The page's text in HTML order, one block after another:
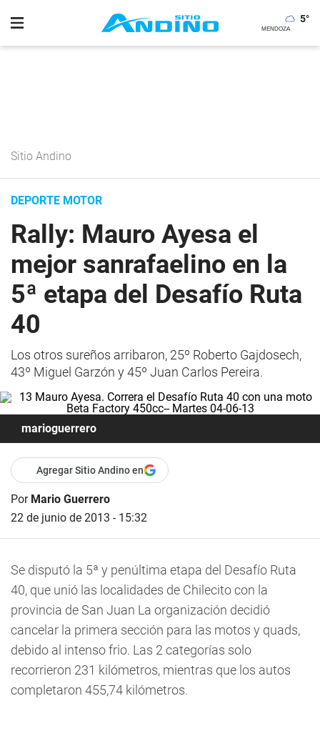
5°
Sitio Andino
DEPORTE MOTOR
Rally: Mauro Ayesa el
mejor sanrafaelino en la
5ª etapa del Desafío Ruta
40
Los otros sureños arribaron, 25º Roberto Gajdosech,
43º Miguel Garzón y 45º Juan Carlos Pereira.
marioguerrero
Agregar Sitio Andino en
Por Mario Guerrero
22 de junio de 2013 - 15:32
Se disputó la 5ª y penúltima etapa del Desafío Ruta
40, que unió las localidades de Chilecito con la
provincia de San Juan La organización decidió
cancelar la primera sección para las motos y quads,
debido al intenso frio. Las 2 categorías solo
recorrieron 231 kilómetros, mientras que los autos
completaron 455,74 kilómetros.